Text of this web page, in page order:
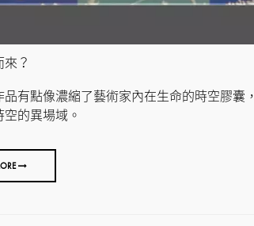
來？
品有點像濃縮了藝術家內在生命的時空膠
的異場域。